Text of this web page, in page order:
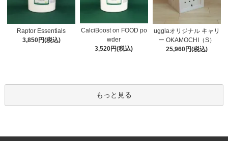
Raptor Essentials
3,850円(税込)
CalciBoost on FOOD po
wder
3,520円(税込)
ugglaオリジナル キャリ
ー OKAMOCHI（S）
25,960円(税込)
もっと見る